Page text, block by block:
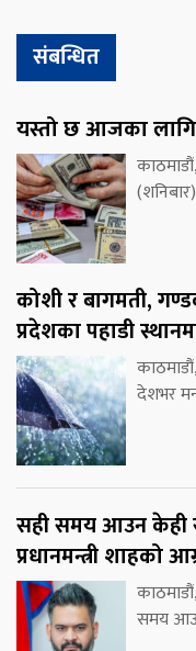
संबन्धित
यस्तो छ आजका लागि
कोशी र बागमती,
प्रदेशका पहाडी
देशभर
सही समय आउन केही
प्रधानमन्त्री शाहको
समय